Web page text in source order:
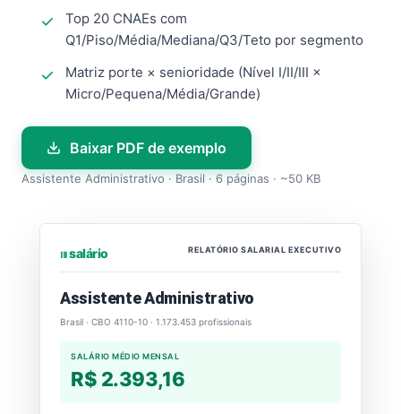
Top 20 CNAEs com
Q1/Piso/Média/Mediana/Q3/Teto por segmento
Matriz porte × senioridade (Nível I/II/III ×
Micro/Pequena/Média/Grande)
Baixar PDF de exemplo
Assistente Administrativo · Brasil · 6 páginas · ~50 KB
⏐⏐⏐ salário RELATÓRIO SALARIAL EXECUTIVO
Assistente Administrativo
Brasil · CBO 4110-10 · 1.173.453 profissionais
SALÁRIO MÉDIO MENSAL
R$ 2.393,16